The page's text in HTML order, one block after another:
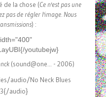
de la chose (Ce n'est pas une
pas de régler l'image. Nous
) :
youtubejw}
(sound@one... - 2006)
audio/No Neck Blues
audio}